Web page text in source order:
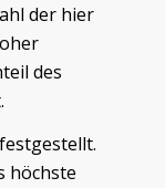
der hier
des
höchste